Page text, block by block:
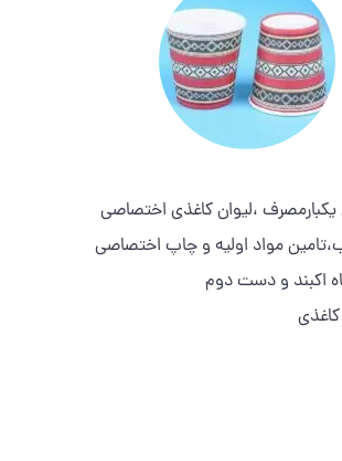
،لیوان کاغذی اختصاصی
مواد اولیه و چاپ اختصاصی
اکبند و دست دوم